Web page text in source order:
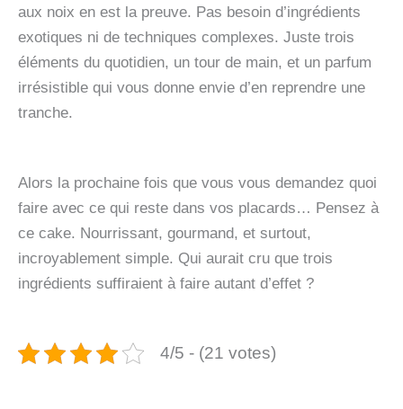
aux noix en est la preuve. Pas besoin d’ingrédients
exotiques ni de techniques complexes. Juste trois
éléments du quotidien, un tour de main, et un parfum
irrésistible qui vous donne envie d’en reprendre une
tranche.
Alors la prochaine fois que vous vous demandez quoi
faire avec ce qui reste dans vos placards… Pensez à
ce cake. Nourrissant, gourmand, et surtout,
incroyablement simple. Qui aurait cru que trois
ingrédients suffiraient à faire autant d’effet ?
4/5 - (21 votes)